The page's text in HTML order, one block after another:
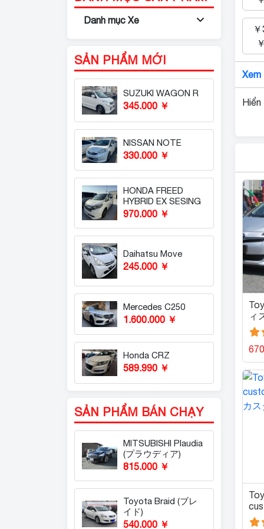
Danh mục Xe
SẢN PHẨM MỚI
SUZUKI WAGON R
345.000 ￥
NISSAN NOTE
330.000 ￥
HONDA FREED
HYBRID EX SESING
970.000 ￥
Daihatsu Move
245.000 ￥
Mercedes C250
1.600.000 ￥
Honda CRZ
589.990 ￥
SẢN PHẨM BÁN CHẠY
MITSUBISHI Plaudia
(プラウディア)
815.000 ￥
Toyota Braid (ブレ
イド)
540.000 ￥
Hiển
ィ
ー